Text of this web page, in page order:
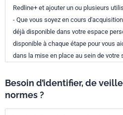
Redline+ et ajouter un ou plusieurs
- Que vous soyez en cours
déjà disponible dans votre espace
disponible à chaque étape pour vous
dans la mise en place au sein de votre
Besoin d’identifier, de
normes ?